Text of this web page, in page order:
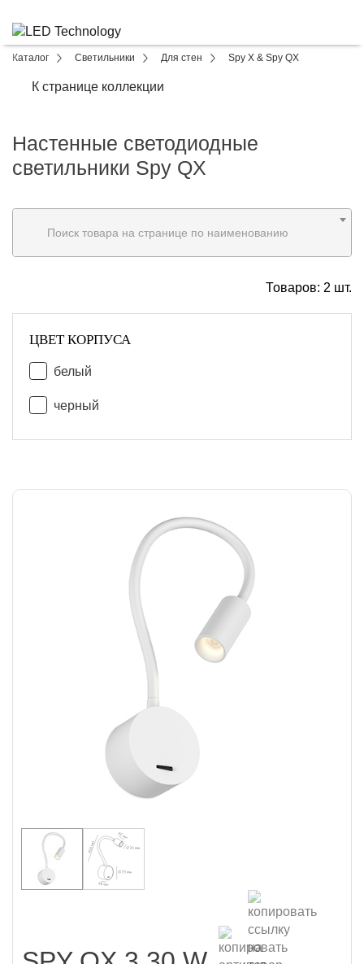
Каталог Светильники Для стен Spy X & Spy QX
К странице коллекции
Настенные светодиодные
светильники Spy QX
Поиск товара на странице по наименованию
Товаров: 2 шт.
ЦВЕТ КОРПУСА
белый
черный